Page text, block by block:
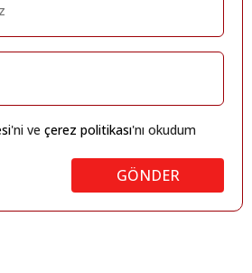
'ni ve çerez politikası'nı okudum
GÖNDER